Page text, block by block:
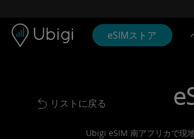
eSIMストア
Back to list
リストに戻る
Ubigi eSIM 南アフリカで現